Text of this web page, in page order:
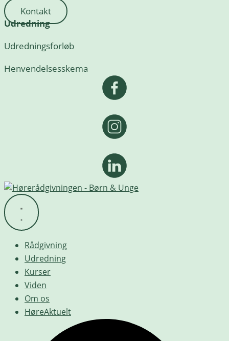
Kontakt
Udredning
Udredningsforløb
Henvendelsesskema
Rådgivning
Udredning
Kurser
Viden
Om os
HøreAktuelt